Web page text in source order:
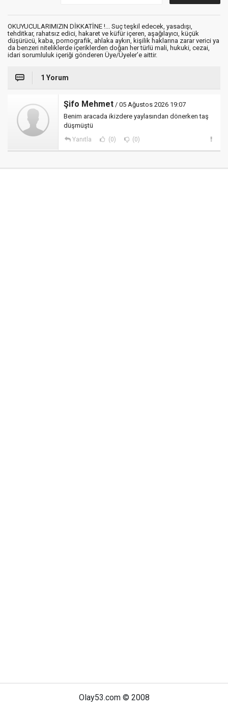
OKUYUCULARIMIZIN DİKKATİNE !... Suç teşkil edecek, yasadışı,
tehditkar, rahatsız edici, hakaret ve küfür içeren, aşağılayıcı, küçük
düşürücü, kaba, pornografik, ahlaka aykırı, kişilik haklarına zarar verici ya
da benzeri niteliklerde içeriklerden doğan her türlü mali, hukuki, cezai,
idari sorumluluk içeriği gönderen Üye/Üyeler’e aittir.
1 Yorum
Şifo Mehmet / 05 Ağustos 2026 19:07
Benim aracada ikizdere yaylasından dönerken taş
düşmüştü
Yanıtla (0) (0)
Olay53.com © 2008